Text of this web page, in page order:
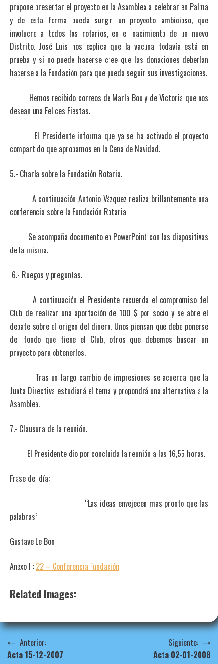
propone presentar el proyecto en la Asamblea a celebrar en Palma
y de esta forma pueda surgir un proyecto ambicioso, que
involucre a todos los rotarios, en el nacimiento de un nuevo
Distrito. José Luis nos explica que la vacuna todavía está en
prueba y si no puede hacerse cree que las donaciones deberían
hacerse a la Fundación para que pueda seguir sus investigaciones.
Hemos recibido correos de María Bou y de Victoria que nos
desean una Felices Fiestas.
El Presidente informa que ya se ha activado el proyecto
compartido que aprobamos en la Cena de Navidad.
5.- Charla sobre la Fundación Rotaria.
A continuación Antonio Vázquez realiza brillantemente una
conferencia sobre la Fundación Rotaria.
Se acompaña documento en PowerPoint con las diapositivas
de la misma.
6.- Ruegos y preguntas.
A continuación el Presidente recuerda el compromiso del
Club de realizar una aportación de 100 $ por socio y se abre el
debate sobre el origen del dinero. Unos piensan que debe ponerse
del fondo que tiene el Club, otros que debemos buscar un
proyecto para obtenerlos.
Tras un largo cambio de impresiones se acuerda que la
Junta Directiva estudiará el tema y propondrá una alternativa a la
Asamblea.
7.- Clausura de la reunión.
El Presidente dio por concluida la reunión a las 16,55 horas.
Frase del día:
“Las ideas envejecen mas pronto que las
palabras”
Gustave Le Bon
Anexo I : 22 – Conferencia Fundación
Related Images:
Navegación
Anterior:
Acta 15-12-2007
Siguiente:
Acta 02-01-2008